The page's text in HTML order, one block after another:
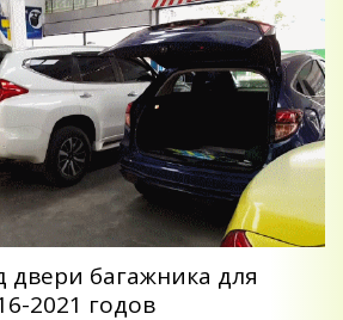
двери багажника для
2021 годов